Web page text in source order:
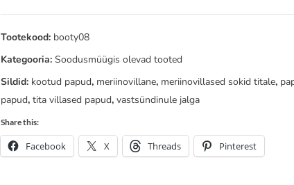
helebeez
kogus
Tootekood: booty08
Kategooria:Soodusmüügis olevad tooted
Sildid: kootud papud, meriinovillane, meriinovillased sokid titale,
papud,tita villased papud,vastsündinule jalga
Share this:
Facebook X Threads Pinterest